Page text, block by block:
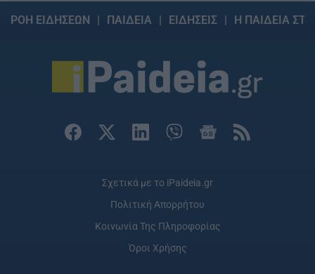
ΡΟΗ ΕΙΔΗΣΕΩΝ ΠΑΙΔΕΙΑ ΕΙΔΗΣΕΙΣ Η ΠΑΙΔΕΙΑ
Σχετικά με το iPaideia.gr
Πολιτική Απορρήτου
Κοινωνία Της Πληροφορίας
Όροι Χρήσης